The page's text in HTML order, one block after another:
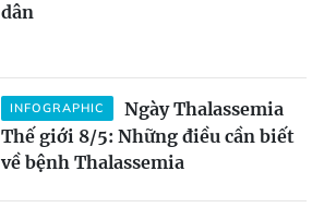
dân
INFOGRAPHIC
Ngày Thalassemia
Thế giới 8/5: Những điều cần biết
về bệnh Thalassemia